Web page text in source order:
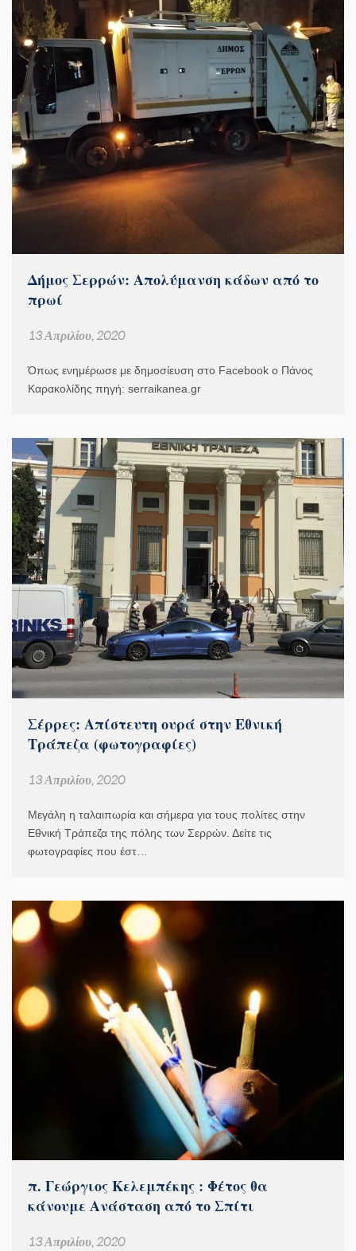
Δήμος Σερρών: Απολύμανση κάδων από το
πρωί
13 Απριλίου, 2020
Όπως ενημέρωσε με δημοσίευση στο Facebook ο Πάνος
Καρακολίδης πηγή: serraikanea.gr
Σέρρες: Απίστευτη ουρά στην Εθνική
Τράπεζα (φωτογραφίες)
13 Απριλίου, 2020
Μεγάλη η ταλαιπωρία και σήμερα για τους πολίτες στην
Εθνική Τράπεζα της πόλης των Σερρών. Δείτε τις
φωτογραφίες που έστ…
π. Γεώργιος Κελεμπέκης : Φέτος θα
κάνουμε Ανάσταση από το Σπίτι
13 Απριλίου, 2020